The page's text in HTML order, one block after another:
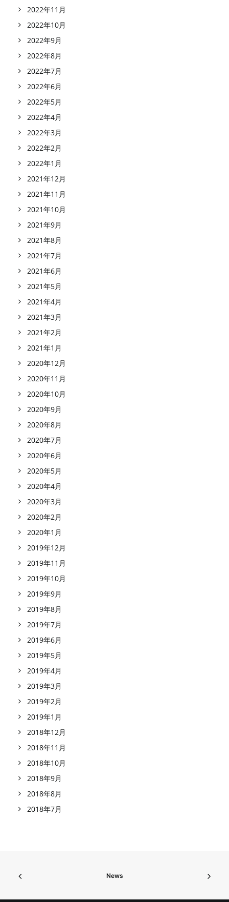
2022年11月
2022年10月
2022年9月
2022年8月
2022年7月
2022年6月
2022年5月
2022年4月
2022年3月
2022年2月
2022年1月
2021年12月
2021年11月
2021年10月
2021年9月
2021年8月
2021年7月
2021年6月
2021年5月
2021年4月
2021年3月
2021年2月
2021年1月
2020年12月
2020年11月
2020年10月
2020年9月
2020年8月
2020年7月
2020年6月
2020年5月
2020年4月
2020年3月
2020年2月
2020年1月
2019年12月
2019年11月
2019年10月
2019年9月
2019年8月
2019年7月
2019年6月
2019年5月
2019年4月
2019年3月
2019年2月
2019年1月
2018年12月
2018年11月
2018年10月
2018年9月
2018年8月
2018年7月
News